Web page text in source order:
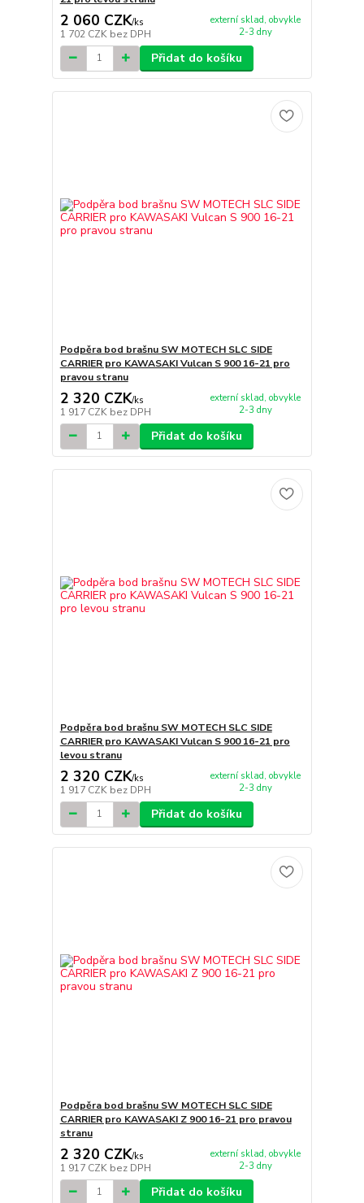
2 060 CZK/ks
1 702 CZK bez DPH
externí sklad, obvykle
2-3 dny
Přidat do košíku
Podpěra bod brašnu SW MOTECH SLC SIDE
CARRIER pro KAWASAKI Vulcan S 900 16-21 pro
pravou stranu
2 320 CZK/ks
1 917 CZK bez DPH
externí sklad, obvykle
2-3 dny
Přidat do košíku
Podpěra bod brašnu SW MOTECH SLC SIDE
CARRIER pro KAWASAKI Vulcan S 900 16-21 pro
levou stranu
2 320 CZK/ks
1 917 CZK bez DPH
externí sklad, obvykle
2-3 dny
Přidat do košíku
Podpěra bod brašnu SW MOTECH SLC SIDE
CARRIER pro KAWASAKI Z 900 16-21 pro pravou
stranu
2 320 CZK/ks
1 917 CZK bez DPH
externí sklad, obvykle
2-3 dny
Přidat do košíku